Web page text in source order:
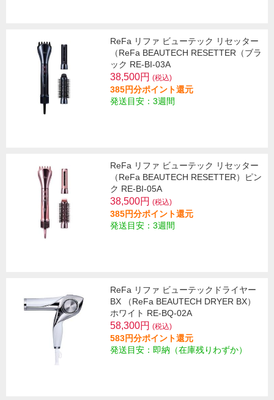
ReFa リファ ビューテック リセッター
（ReFa BEAUTECH RESETTER（ブラ
ック RE-BI-03A
38,500円 (税込)
385円分ポイント還元
発送目安：3週間
ReFa リファ ビューテック リセッター
（ReFa BEAUTECH RESETTER）ピン
ク RE-BI-05A
38,500円 (税込)
385円分ポイント還元
発送目安：3週間
ReFa リファ ビューテックドライヤー
BX （ReFa BEAUTECH DRYER BX）
ホワイト RE-BQ-02A
58,300円 (税込)
583円分ポイント還元
発送目安：即納（在庫残りわずか）